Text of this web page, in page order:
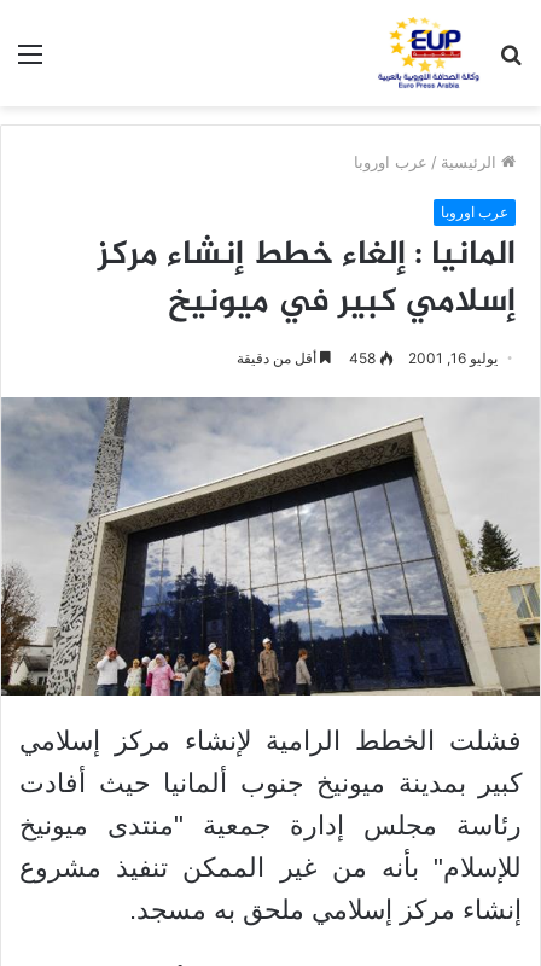
عن
الرئيسية / عرب اوروبا
عرب اوروبا
المانيا : إلغاء خطط إنشاء مركز
إسلامي كبير في ميونيخ
يوليو 16, 2001 458 أقل من دقيقة
فشلت الخطط الرامية لإنشاء مركز إسلامي
كبير بمدينة ميونيخ جنوب ألمانيا حيث أفادت
رئاسة مجلس إدارة جمعية "منتدى ميونيخ
للإسلام" بأنه من غير الممكن تنفيذ مشروع
إنشاء مركز إسلامي ملحق به مسجد.